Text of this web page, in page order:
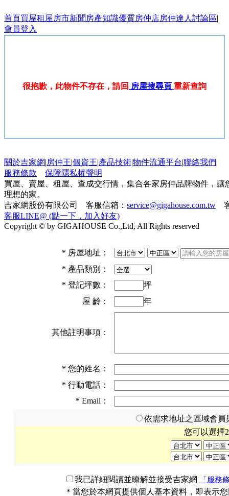
首頁買屋租屋房市新聞 房產知識優質房仲店房仲達人 討論區|
會員登入
很抱歉，此物件不存在，請回 房屋搜尋頁 重新查詢
關於吉家網|房仲王|個資王|產品技術|物件流通平台|聯絡我們
服務條款
保障隱私權聲明
買屋、賣屋、租屋、查成交行情，集合各家房仲品牌物件，
理想的家。
吉家網股份有限公司 客服信箱： service@gigahouse.com.tw
客服LINE@ (點一下，加入好友)
Copyright © by GIGAHOUSE Co.,Ltd, All Rights reserved